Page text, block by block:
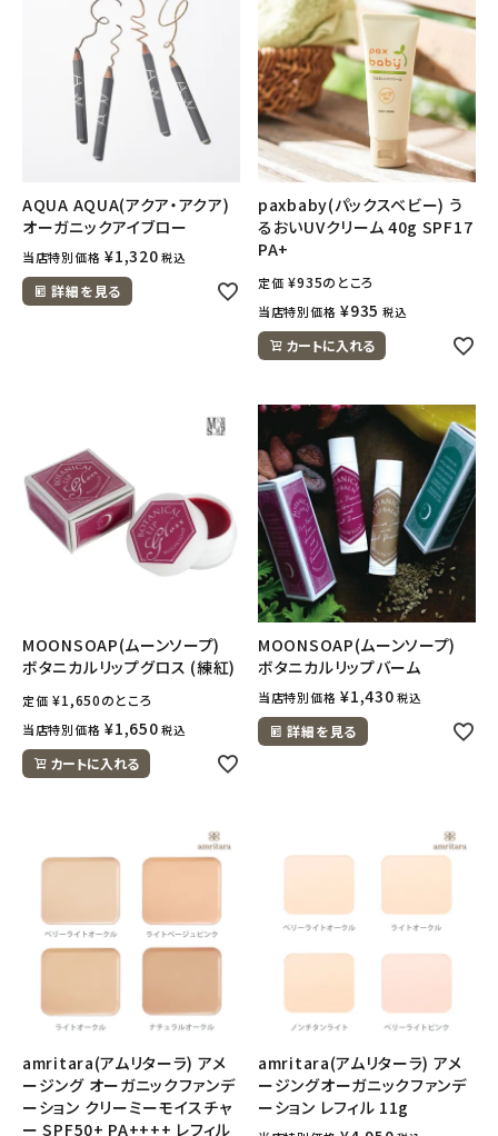
AQUA AQUA(アクア・アクア)
オーガニックアイブロー
当店特別価格 ¥1,320 税込
詳細を見る
paxbaby(パックスベビー) う
るおいUVクリーム 40g SPF17
PA+
定価 ¥935のところ
当店特別価格 ¥935 税込
カートに入れる
MOONSOAP(ムーンソープ)
ボタニカルリップグロス (練紅)
定価 ¥1,650のところ
当店特別価格 ¥1,650 税込
カートに入れる
MOONSOAP(ムーンソープ)
ボタニカルリップバーム
当店特別価格 ¥1,430 税込
詳細を見る
amritara(アムリターラ) アメ
ージング オーガニックファンデ
ーション クリーミーモイスチャ
ー SPF50+ PA++++ レフィル
amritara(アムリターラ) アメ
ージングオーガニックファンデ
ーション レフィル 11g